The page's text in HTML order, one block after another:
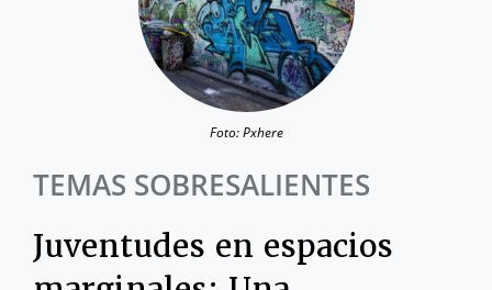
Foto: Pxhere
TEMAS SOBRESALIENTES
Juventudes en espacios